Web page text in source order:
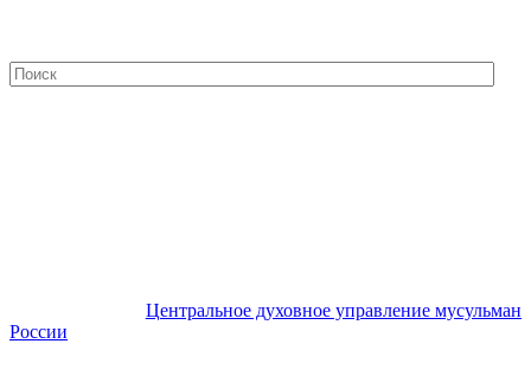
Центральное духовное управление мусульман
России